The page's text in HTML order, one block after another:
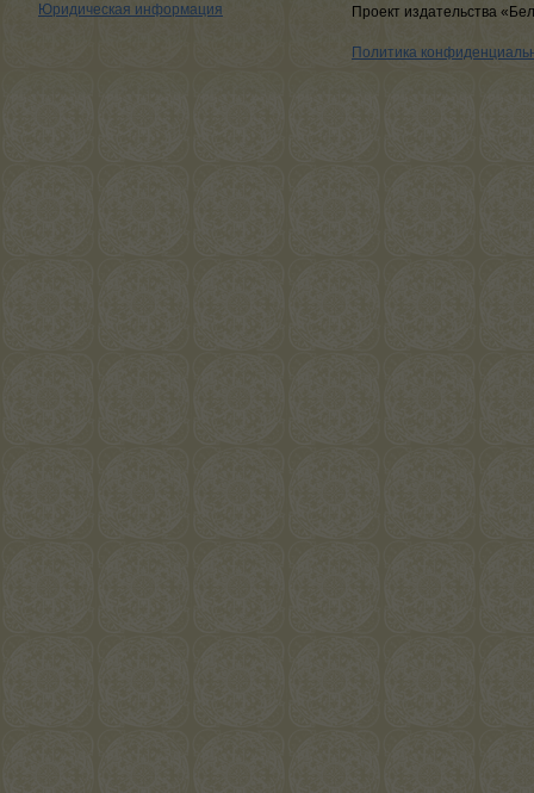
Юридическая информация
Проект издательства
Политика